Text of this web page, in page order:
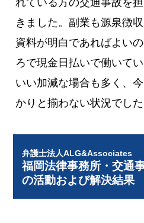
れている方の交通事故を
きました。副業も源泉徴
資料が明白であればよい
ろで現金日払いで働いて
いい加減な場合も多く、
かりと揃わない状況でした
弁護士法人ALG&Associates
福岡法律事務所・交通
の活動および解決結果